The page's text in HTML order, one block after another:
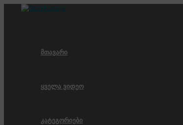
მთავარი
ყველა ვიდეო
კატეგორიები